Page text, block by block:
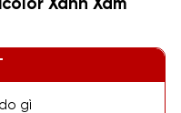
Xanh Xám
gì